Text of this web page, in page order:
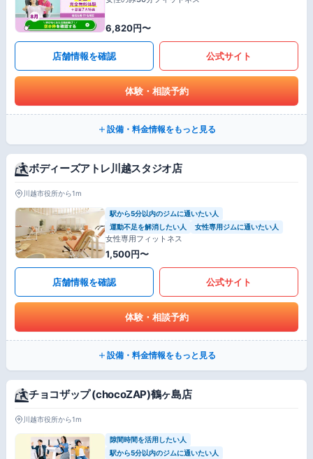
6,820円〜
店舗情報を確認 公式サイト
体験・相談予約
設備・料金情報をもっと見る
ボディーズアトレ川越スタジオ店
川越市役所から1m
駅から5分以内のジムに通いたい人
運動不足を解消したい人
女性専用ジムに通いたい人
女性専用フィットネス
1,500円〜
店舗情報を確認 公式サイト
体験・相談予約
設備・料金情報をもっと見る
チョコザップ (chocoZAP)鶴ヶ島店
川越市役所から1m
隙間時間を活用したい人
駅から5分以内のジムに通いたい人